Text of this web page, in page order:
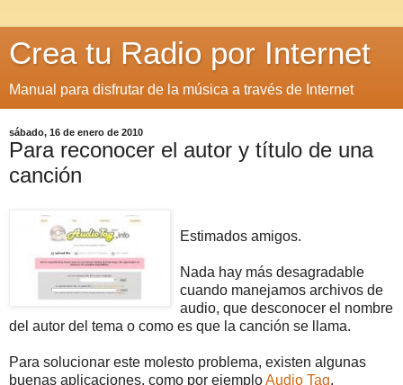
Crea tu Radio por Internet
Manual para disfrutar de la música a través de Internet
sábado, 16 de enero de 2010
Para reconocer el autor y título de una
canción
Estimados amigos.
Nada hay más desagradable
cuando manejamos archivos de
audio, que desconocer el nombre
del autor del tema o como es que la canción se llama.
Para solucionar este molesto problema, existen algunas
buenas aplicaciones, como por ejemploAudio Tag.